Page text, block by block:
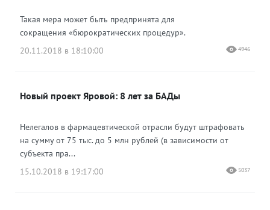
Такая мера может быть предпринята для
сокращения «бюрократических процедур».
20.11.2018 в 18:10:00
4946
Новый проект Яровой: 8 лет за БАДы
Нелегалов в фармацевтической отрасли будут штрафовать
на сумму от 75 тыс. до 5 млн рублей (в зависимости от
субъекта пра...
15.10.2018 в 19:17:00
5037